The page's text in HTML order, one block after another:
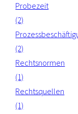
Probezeit
(2)
(2)
Rechtsnormen
(1)
Rechtsquellen
(1)